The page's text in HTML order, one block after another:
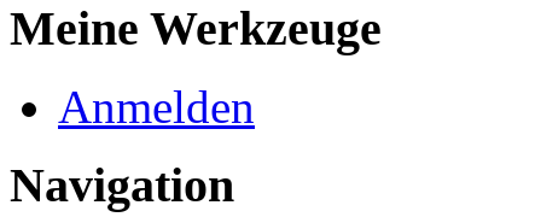
Meine Werkzeuge
Anmelden
Navigation